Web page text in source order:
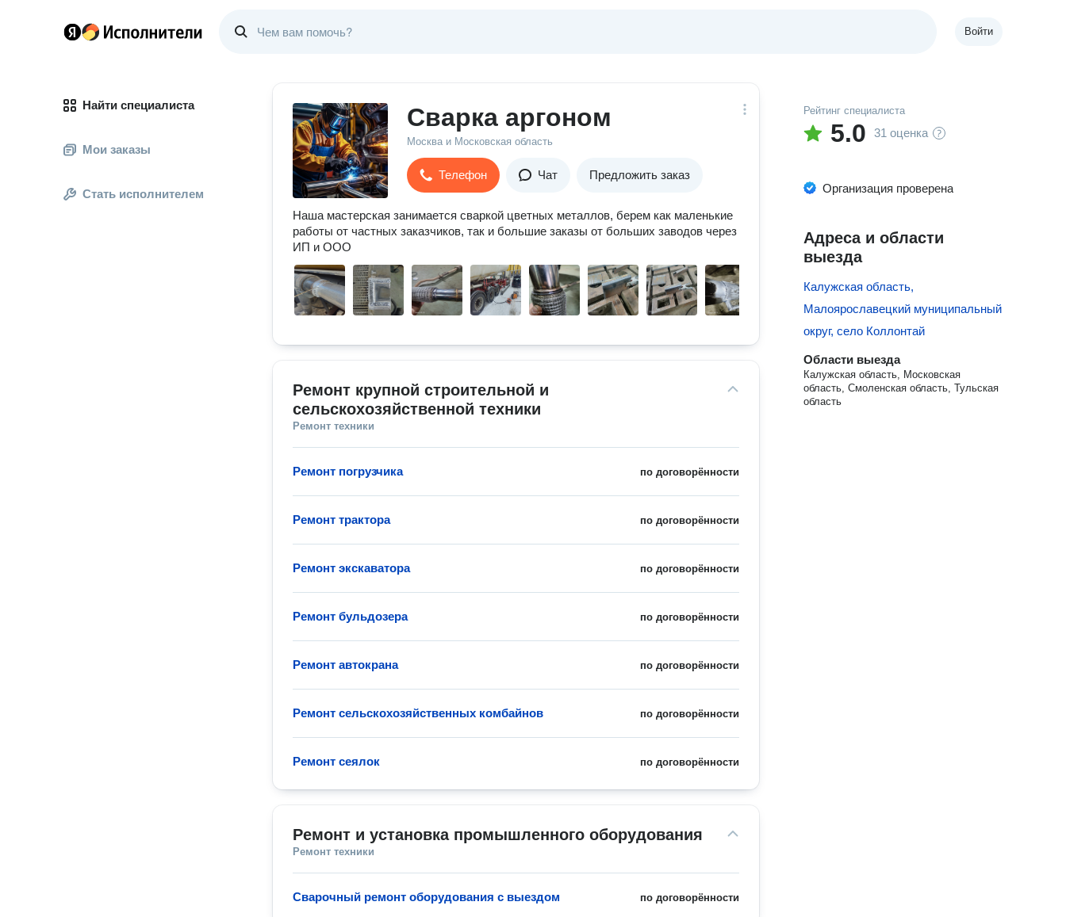
Войти
Найти специалиста
Мои заказы
Стать исполнителем
Сварка аргоном
Москва и Московская область
Телефон Чат Предложить заказ
Наша мастерская занимается сваркой цветных металлов, берем как маленькие
работы от частных заказчиков, так и большие заказы от больших заводов через
ИП и ООО
Ремонт крупной строительной и
сельскохозяйственной техники
Ремонт техники
по договорённости
Ремонт погрузчика
по договорённости
Ремонт трактора
по договорённости
Ремонт экскаватора
по договорённости
Ремонт бульдозера
по договорённости
Ремонт автокрана
по договорённости
Ремонт сельскохозяйственных комбайнов
по договорённости
Ремонт сеялок
Ремонт и установка промышленного оборудования
Ремонт техники
по договорённости
Сварочный ремонт оборудования с выездом
Рейтинг специалиста
5.0 31 оценка
Организация проверена
Адреса и области
выезда
Калужская область,
Малоярославецкий муниципальный
округ, село Коллонтай
Области выезда
Калужская область, Московская
область, Смоленская область, Тульская
область